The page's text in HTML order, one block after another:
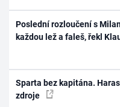
Poslední rozloučení s
každou lež a faleš, řekl
Sparta bez kapitána.
zdroje